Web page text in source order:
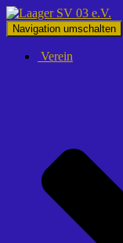
Navigation umschalten
Verein